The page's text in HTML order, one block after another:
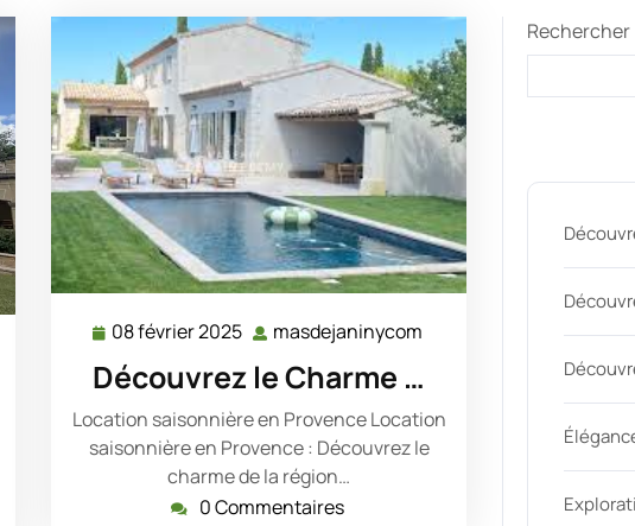
08 février 2025 08
février
2025
masdejaninycom masdejaninycom
Découvrez le Charme …
Location saisonnière en Provence Location
saisonnière en Provence : Découvrez le
charme de la région…
0 Commentaires
Rechercher